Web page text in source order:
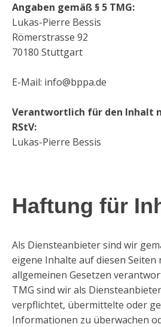
Angaben gemäß § 5 TMG:
Lukas-Pierre Bessis
Römerstrasse 92
70180 Stuttgart
E-Mail: info@bppa.de
Verantwortlich für den Inhalt
RStV:
Lukas-Pierre Bessis
Haftung für
Als Diensteanbieter sind wir
eigene Inhalte auf diesen Seiten
allgemeinen Gesetzen
TMG sind wir als
verpflichtet, übermittelte oder
Informationen zu überwachen